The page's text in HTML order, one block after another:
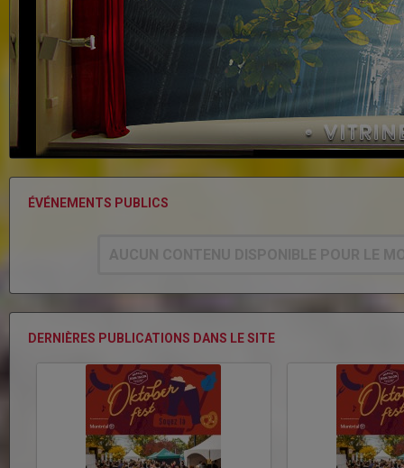
ÉVÉNEMENTS PUBLICS
DERNIÈRES PUBLICATIONS DANS LE SITE